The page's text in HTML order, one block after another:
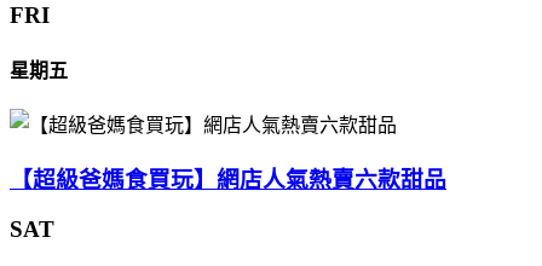
FRI
星期五
【超級爸媽食買玩】網店人氣熱賣六款甜品
SAT